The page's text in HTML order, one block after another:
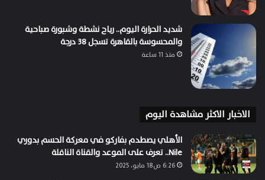
شديد الحرارة اليوم.. رياح نشطة وشبورة صباحية
والمحسوسة بالقاهرة تسجل 38 درجة
منذ 11 ساعة
الاخبار الاكثر مشاهدة اليوم
الأهلي يصطدم بفاركو في معركة الحسم بدوري
Nile.. تعرف على الموعد والقناة الناقلة
6:26 ص18 مايو، 2025